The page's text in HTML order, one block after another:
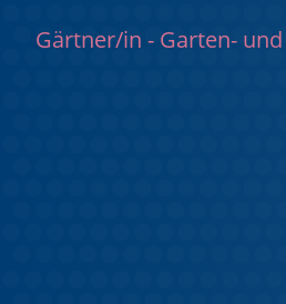
Gärtner/in - Garten-